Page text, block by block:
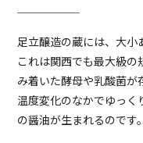
足立醸造の蔵には、大小
これは関西でも最大級
み着いた酵母や乳酸菌
温度変化のなかでゆっく
の醤油が生まれるのです。